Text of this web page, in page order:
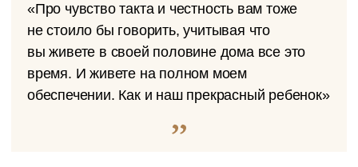
«Про чувство такта и честность вам тоже
не стоило бы говорить, учитывая что
вы живете в своей половине дома все это
время. И живете на полном моем
обеспечении. Как и наш прекрасный ребенок»